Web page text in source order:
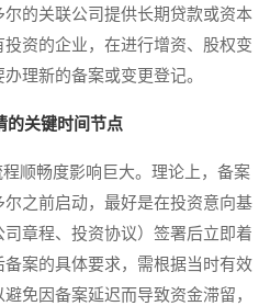
的关联公司提供长期贷款或资本
资的企业，在进行增资、股权变
理新的备案或变更登记。
的关键时间节点
顺畅度影响巨大。理论上，备案
之前启动，最好是在投资意向基
章程、投资协议）签署后立即着
案的具体要求，需根据当时有效
免因备案延迟而导致资金滞留，